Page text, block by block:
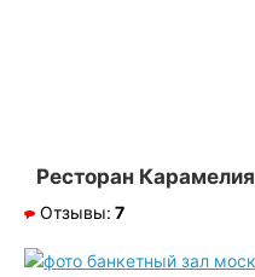
Ресторан Карамелия
Отзывы: 7